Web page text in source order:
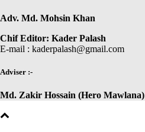
Adv. Md. Mohsin Khan
Chif Editor: Kader Palash
E-mail : kaderpalash@gmail.com
Adviser :-
Md. Zakir Hossain (Hero Mawlana)